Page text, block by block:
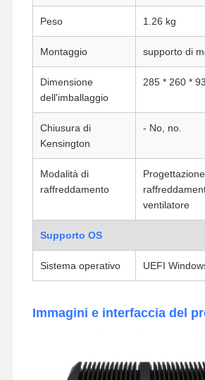
Peso 1.26 kg
Montaggio supporto di
Dimensione
dell'imballaggio
285 * 260 *
Chiusura di
Kensington
- No, no.
Modalità di
raffreddamento
ventilatore
Supporto OS
Sistema operativo UEFI
Immagini e interfaccia del